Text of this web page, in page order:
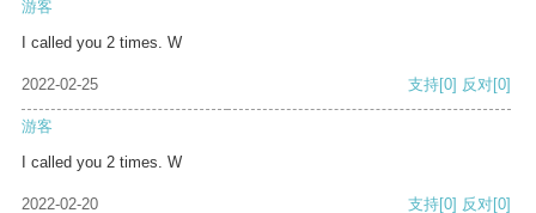
游客
I called you 2 times. W
2022-02-25 支持[0] 反对[0]
游客
I called you 2 times. W
2022-02-20 支持[0] 反对[0]